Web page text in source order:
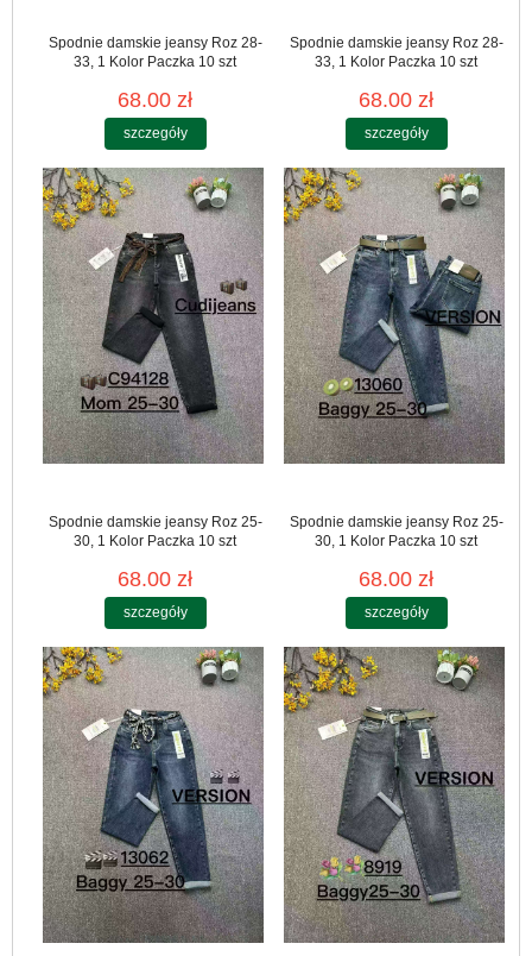
Spodnie damskie jeansy Roz 28-
33, 1 Kolor Paczka 10 szt
68.00 zł
szczegóły
Spodnie damskie jeansy Roz 28-
33, 1 Kolor Paczka 10 szt
68.00 zł
szczegóły
Spodnie damskie jeansy Roz 25-
30, 1 Kolor Paczka 10 szt
68.00 zł
szczegóły
Spodnie damskie jeansy Roz 25-
30, 1 Kolor Paczka 10 szt
68.00 zł
szczegóły